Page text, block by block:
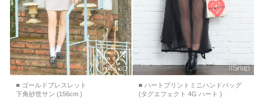
■ ゴールドブレスレット
下角紗世サン (156cm )
■ ハートプリントミニハンドバッグ
(タグエフェクト 4G ハート )